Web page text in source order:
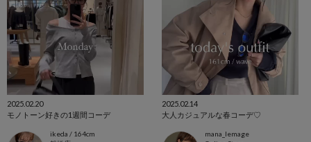
2025.02.20
モノトーン好きの1週間コーデ
ikeda / 164cm
2025.02.14
大人カジュアルな春コーデ♡
mana_lemage